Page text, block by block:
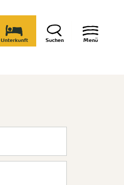
Menü
Suchen
Unterkunft